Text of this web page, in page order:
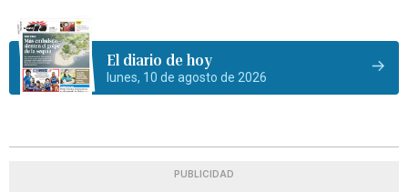
El diario de hoy
lunes, 10 de agosto de 2026
PUBLICIDAD